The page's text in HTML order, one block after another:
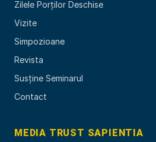
Zilele Porților Deschise
Vizite
Simpozioane
Revista
Susține Seminarul
Contact
MEDIA TRUST SAPIENTIA